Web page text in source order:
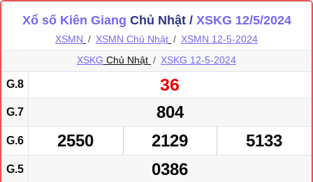
Xổ số Kiên Giang Chủ Nhật / XSKG 12/5/2024
XSMN XSMN Chủ Nhật
XSMN 12-5-2024
XSKG Chủ Nhật XSKG 12-5-2024
G.8 36
G.7 804
G.6 2550 2129 5133
G.5 0386